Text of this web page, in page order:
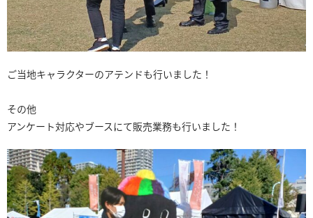
ご当地キャラクターのアテンドも行いました！
その他
アンケート対応やブースにて販売業務も行いました！